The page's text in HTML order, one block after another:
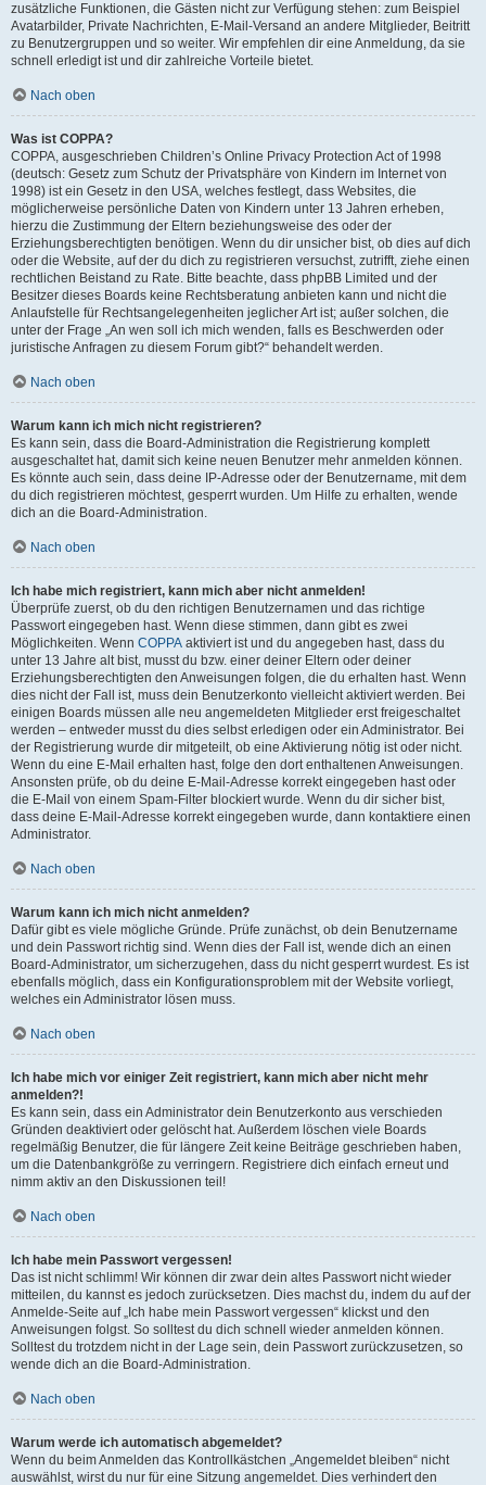
zusätzliche Funktionen, die Gästen nicht zur Verfügung stehen: zum Beispiel
Avatarbilder, Private Nachrichten, E-Mail-Versand an andere Mitglieder, Beitritt
zu Benutzergruppen und so weiter. Wir empfehlen dir eine Anmeldung, da sie
schnell erledigt ist und dir zahlreiche Vorteile bietet.
Nach oben
Was ist COPPA?
COPPA, ausgeschrieben Children’s Online Privacy Protection Act of 1998
(deutsch: Gesetz zum Schutz der Privatsphäre von Kindern im Internet von
1998) ist ein Gesetz in den USA, welches festlegt, dass Websites, die
möglicherweise persönliche Daten von Kindern unter 13 Jahren erheben,
hierzu die Zustimmung der Eltern beziehungsweise des oder der
Erziehungsberechtigten benötigen. Wenn du dir unsicher bist, ob dies auf dich
oder die Website, auf der du dich zu registrieren versuchst, zutrifft, ziehe einen
rechtlichen Beistand zu Rate. Bitte beachte, dass phpBB Limited und der
Besitzer dieses Boards keine Rechtsberatung anbieten kann und nicht die
Anlaufstelle für Rechtsangelegenheiten jeglicher Art ist; außer solchen, die
unter der Frage „An wen soll ich mich wenden, falls es Beschwerden oder
juristische Anfragen zu diesem Forum gibt?“ behandelt werden.
Nach oben
Warum kann ich mich nicht registrieren?
Es kann sein, dass die Board-Administration die Registrierung komplett
ausgeschaltet hat, damit sich keine neuen Benutzer mehr anmelden können.
Es könnte auch sein, dass deine IP-Adresse oder der Benutzername, mit dem
du dich registrieren möchtest, gesperrt wurden. Um Hilfe zu erhalten, wende
dich an die Board-Administration.
Nach oben
Ich habe mich registriert, kann mich aber nicht anmelden!
Überprüfe zuerst, ob du den richtigen Benutzernamen und das richtige
Passwort eingegeben hast. Wenn diese stimmen, dann gibt es zwei
Möglichkeiten. Wenn COPPA aktiviert ist und du angegeben hast, dass du
unter 13 Jahre alt bist, musst du bzw. einer deiner Eltern oder deiner
Erziehungsberechtigten den Anweisungen folgen, die du erhalten hast. Wenn
dies nicht der Fall ist, muss dein Benutzerkonto vielleicht aktiviert werden. Bei
einigen Boards müssen alle neu angemeldeten Mitglieder erst freigeschaltet
werden – entweder musst du dies selbst erledigen oder ein Administrator. Bei
der Registrierung wurde dir mitgeteilt, ob eine Aktivierung nötig ist oder nicht.
Wenn du eine E-Mail erhalten hast, folge den dort enthaltenen Anweisungen.
Ansonsten prüfe, ob du deine E-Mail-Adresse korrekt eingegeben hast oder
die E-Mail von einem Spam-Filter blockiert wurde. Wenn du dir sicher bist,
dass deine E-Mail-Adresse korrekt eingegeben wurde, dann kontaktiere einen
Administrator.
Nach oben
Warum kann ich mich nicht anmelden?
Dafür gibt es viele mögliche Gründe. Prüfe zunächst, ob dein Benutzername
und dein Passwort richtig sind. Wenn dies der Fall ist, wende dich an einen
Board-Administrator, um sicherzugehen, dass du nicht gesperrt wurdest. Es ist
ebenfalls möglich, dass ein Konfigurationsproblem mit der Website vorliegt,
welches ein Administrator lösen muss.
Nach oben
Ich habe mich vor einiger Zeit registriert, kann mich aber nicht mehr
anmelden?!
Es kann sein, dass ein Administrator dein Benutzerkonto aus verschieden
Gründen deaktiviert oder gelöscht hat. Außerdem löschen viele Boards
regelmäßig Benutzer, die für längere Zeit keine Beiträge geschrieben haben,
um die Datenbankgröße zu verringern. Registriere dich einfach erneut und
nimm aktiv an den Diskussionen teil!
Nach oben
Ich habe mein Passwort vergessen!
Das ist nicht schlimm! Wir können dir zwar dein altes Passwort nicht wieder
mitteilen, du kannst es jedoch zurücksetzen. Dies machst du, indem du auf der
Anmelde-Seite auf „Ich habe mein Passwort vergessen“ klickst und den
Anweisungen folgst. So solltest du dich schnell wieder anmelden können.
Solltest du trotzdem nicht in der Lage sein, dein Passwort zurückzusetzen, so
wende dich an die Board-Administration.
Nach oben
Warum werde ich automatisch abgemeldet?
Wenn du beim Anmelden das Kontrollkästchen „Angemeldet bleiben“ nicht
auswählst, wirst du nur für eine Sitzung angemeldet. Dies verhindert den